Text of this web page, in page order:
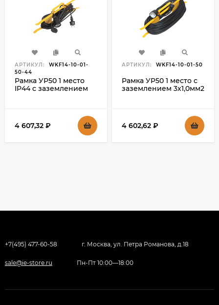
АРТИКУЛ:
WKF14-10-01-
50-44
Рамка УР50 1 место
IP44 с заземлением
4 607,32 ₽
АРТИКУЛ: WKF14-10-01-50
Рамка УР50 1 место с
заземлением 3х1,0мм2
4 602,62 ₽
+7(495) 477-60-58 г. Москва, ул. Петра Романова, д.18
sale@ie-store.ru Пн-Пт 10:00—18:00